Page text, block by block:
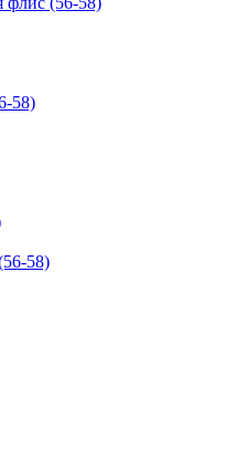
58)
58)